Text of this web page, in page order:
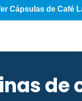
Cápsulas de Café
de